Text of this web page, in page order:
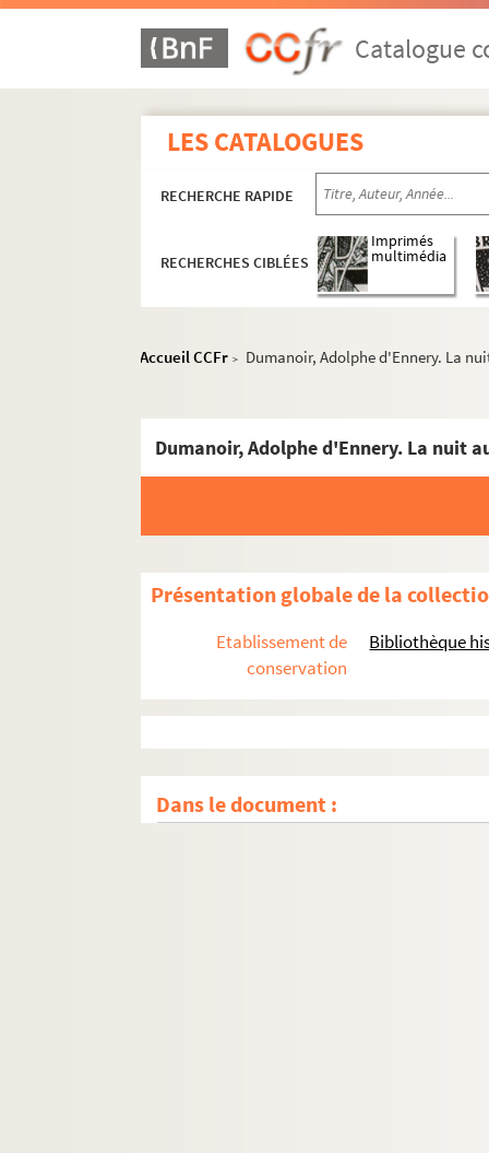
Catalogue
LES CATALOGUES
RECHERCHE RAPIDE
RECHERCHES CIBLÉES
Imprimés
multimédia
Accueil CCFr > Dumanoir, Adolphe d'Ennery. La
Présentation globale de la
Etablissement de
conservation
Bibliothèque
Dans le document :